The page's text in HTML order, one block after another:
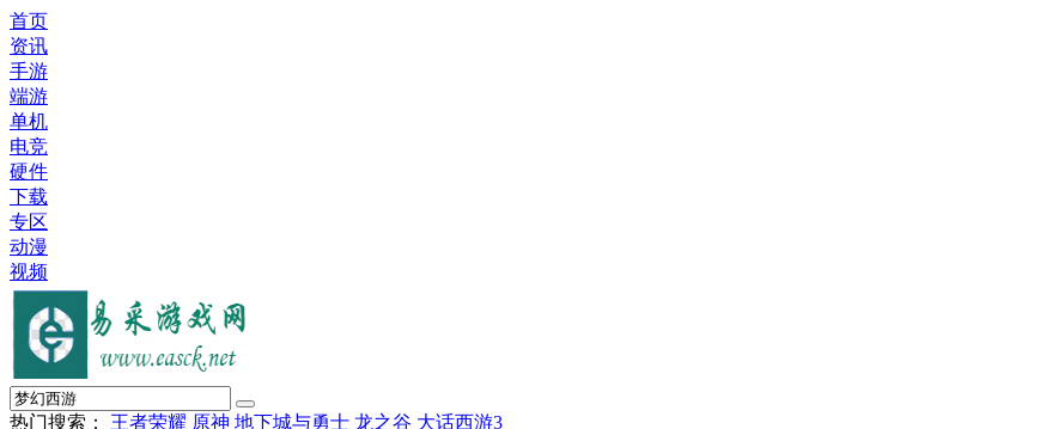
首页
资讯
手游
端游
单机
电竞
硬件
下载
专区
动漫
视频
热门搜索： 王者荣耀 原神 地下城与勇士 龙之谷 大话西游3